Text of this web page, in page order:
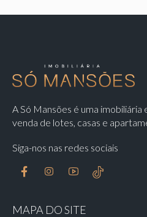
A Só Mansões é uma
venda de lotes, casas e
Siga-nos nas redes sociais
MAPA DO SITE